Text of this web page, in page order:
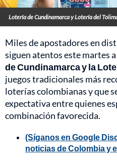
Lotería de Cundinamarca y Lotería del
Miles de apostadores en
siguen atentos este martes
de Cundinamarca y la
juegos tradicionales más
loterías colombianas y que
expectativa entre quienes
combinación favorecida.
(Síganos en Google
noticias de Colombia y